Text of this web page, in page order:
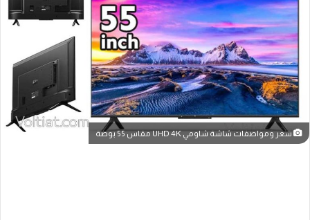
سعر ومواصفات شاشة شاومي UHD 4K مقاس 55 بوصة